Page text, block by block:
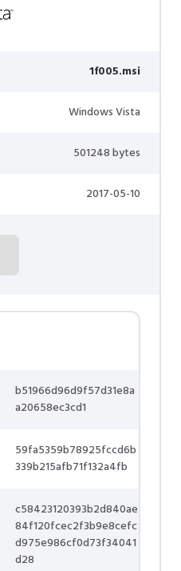
1f005.msi
Windows Vista
501248 bytes
2017-05-10
b51966d96d9f57d31e8a
a20658ec3cd1
59fa5359b78925fccd6b
339b215afb71f132a4fb
c58423120393b2d840ae
84f120fcec2f3b9e8cefc
d975e986cf0d73f34041
d28